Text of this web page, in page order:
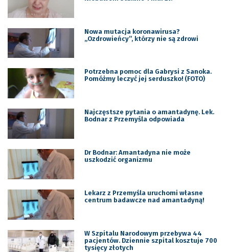
Nowa mutacja koronawirusa?
„Ozdrowieńcy”, którzy nie są zdrowi
Potrzebna pomoc dla Gabrysi z Sanoka.
Pomóżmy leczyć jej serduszko! (FOTO)
Najczęstsze pytania o amantadynę. Lek.
Bodnar z Przemyśla odpowiada
Dr Bodnar: Amantadyna nie może
uszkodzić organizmu
Lekarz z Przemyśla uruchomi własne
centrum badawcze nad amantadyną!
W Szpitalu Narodowym przebywa 44
pacjentów. Dziennie szpital kosztuje 700
tysięcy złotych